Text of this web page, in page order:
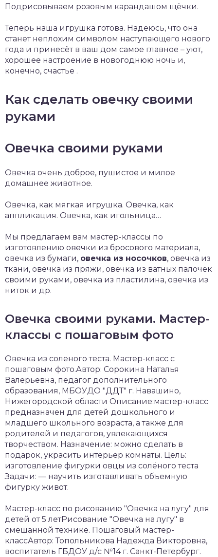
Подрисовываем розовым карандашом щёчки.
Теперь наша игрушка готова. Надеюсь, что она
станет неплохим символом наступающего нового
года и принесёт в ваш дом самое главное – уют,
хорошее настроение в новогоднюю ночь и,
конечно, счастье .
Как сделать овечку своими
руками
Овечка своими руками
Овечка очень доброе, пушистое и милое
домашнее животное.
Овечка, как мягкая игрушка. Овечка, как
аппликация. Овечка, как игольница…
Мы предлагаем вам мастер-классы по
изготовлению овечки из бросового материала,
овечка из бумаги, овечка из носочков, овечка из
ткани, овечка из пряжи, овечка из ватных палочек
своими руками, овечка из пластилина, овечка из
ниток и др.
Овечка своими руками. Мастер-
классы с пошаговым фото
Овечка из соленого теста. Мастер-класс с
пошаговым фото.Автор: Сорокина Наталья
Валерьевна, педагог дополнительного
образования, МБОУДО "ДДТ" г. Навашино,
Нижегородской области Описание:мастер-класс
предназначен для детей дошкольного и
младшего школьного возраста, а также для
родителей и педагогов, увлекающихся
творчеством. Назначение: можно сделать в
подарок, украсить интерьер комнаты. Цель:
изготовление фигурки овцы из солёного теста
Задачи: — научить изготавливать объемную
фигурку живот.
Мастер-класс по рисованию "Овечка на лугу" для
детей от 5 летРисование "Овечка на лугу" в
смешанной технике. Пошаговый мастер-
классАвтор: Топольникова Надежда Викторовна,
воспитатель ГБДОУ д/с №14 г. Санкт-Петербург.